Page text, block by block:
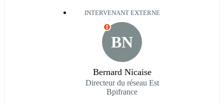
INTERVENANT EXTERNE
BN
I
Bernard Nicaise
Directeur du réseau Est
Bpifrance